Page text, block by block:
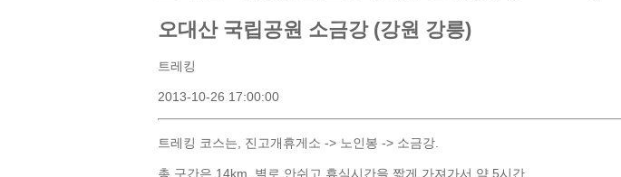
오대산 국립공원 소금강 (강원 강릉)
트레킹
2013-10-26 17:00:00
트레킹 코스는, 진고개휴게소 -> 노인봉 -> 소금강.
총 구간은 14km. 별로 안쉬고 휴식시간을 짧게 가져가서 약 5시간.